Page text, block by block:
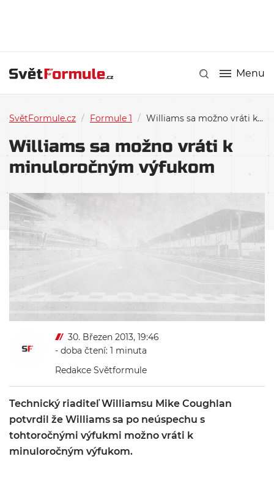
Menu
SvětFormule.cz / Formule 1 / Williams sa možno vráti k minuloročným výfukom
Williams sa možno vráti k
minuloročným výfukom
30. Březen 2013, 19:46
- doba čtení: 1 minuta
Redakce Světformule
Technický riaditeľ Williamsu Mike Coughlan
potvrdil že Williams sa po neúspechu s
tohtoročnými výfukmi možno vráti k
minuloročným výfukom.